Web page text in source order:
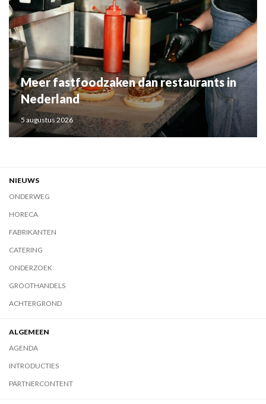
Meer fastfoodzaken dan restaurants in
Nederland
5 augustus 2026
NIEUWS
ONDERWEG
HORECA
FABRIKANTEN
CATERING
ONDERZOEK
GROOTHANDELS
ACHTERGROND
ALGEMEEN
AGENDA
INTRODUCTIES
PARTNERCONTENT